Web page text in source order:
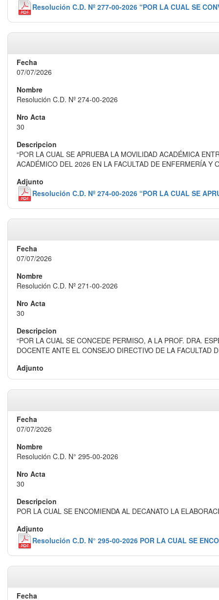
Resolución C.D. Nº 277-00-2026 “POR LA CUAL SE
07/07/2026
Resolución C.D. Nº 274-00-2026
30
“POR LA CUAL SE APRUEBA LA MOVILIDAD ACADÉMICA
ACADÉMICO DEL 2026 EN LA FACULTAD DE ENFERMERÍA Y
Resolución C.D. Nº 274-00-2026 “POR LA CUAL SE
07/07/2026
Resolución C.D. Nº 271-00-2026
30
“POR LA CUAL SE CONCEDE PERMISO, A LA PROF. DRA.
DOCENTE ANTE EL CONSEJO DIRECTIVO DE LA FACULTAD
07/07/2026
Resolución C.D. N° 295-00-2026
30
POR LA CUAL SE ENCOMIENDA AL DECANATO LA
Resolución C.D. N° 295-00-2026 POR LA CUAL SE